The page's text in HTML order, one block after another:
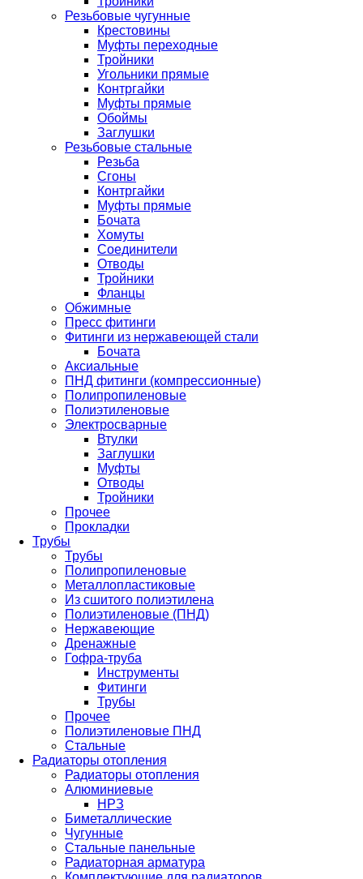
Резьбовые чугунные
Крестовины
Муфты переходные
Тройники
Угольники прямые
Контргайки
Муфты прямые
Обоймы
Заглушки
Резьбовые стальные
Резьба
Сгоны
Контргайки
Муфты прямые
Бочата
Хомуты
Соединители
Отводы
Тройники
Фланцы
Обжимные
Пресс фитинги
Фитинги из нержавеющей стали
Бочата
Аксиальные
ПНД фитинги (компрессионные)
Полипропиленовые
Полиэтиленовые
Электросварные
Втулки
Заглушки
Муфты
Отводы
Тройники
Прочее
Прокладки
Трубы
Трубы
Полипропиленовые
Металлопластиковые
Из сшитого полиэтилена
Полиэтиленовые (ПНД)
Нержавеющие
Дренажные
Гофра-труба
Инструменты
Фитинги
Трубы
Прочее
Полиэтиленовые ПНД
Стальные
Радиаторы отопления
Радиаторы отопления
Алюминиевые
НРЗ
Биметаллические
Чугунные
Стальные панельные
Радиаторная арматура